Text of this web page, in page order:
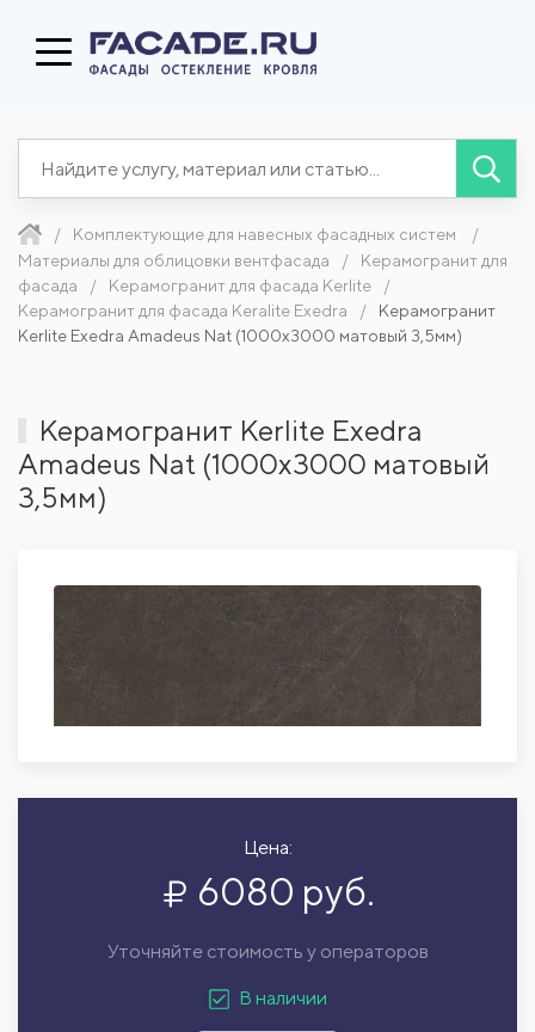
Комплектующие для навесных фасадных систем
Материалы для облицовки вентфасада
Керамогранит для
фасада
Керамогранит для фасада Kerlite
Керамогранит для фасада Keralite Exedra
Керамогранит
Kerlite Exedra Amadeus Nat (1000x3000 матовый 3,5мм)
Керамогранит Kerlite Exedra
Amadeus Nat (1000x3000 матовый
3,5мм)
Цена:
6080 руб.
Уточняйте стоимость у операторов
В наличии